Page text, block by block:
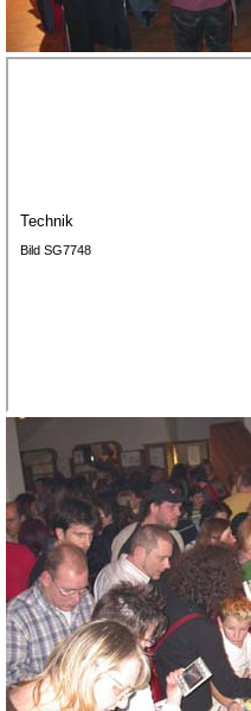
Technik
Bild SG7748